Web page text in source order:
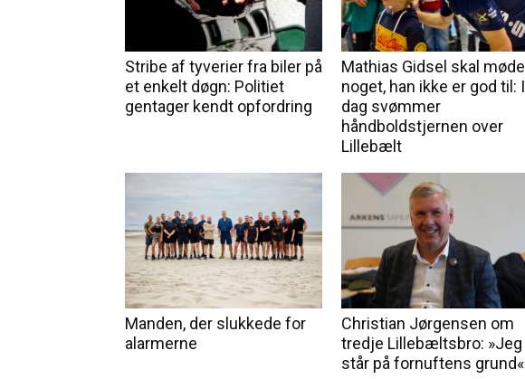
Stribe af tyverier fra biler på
et enkelt døgn: Politiet
gentager kendt opfordring
Mathias Gidsel skal møde
noget, han ikke er god til: I
dag svømmer
håndboldstjernen over
Lillebælt
Manden, der slukkede for
alarmerne
Christian Jørgensen om
tredje Lillebæltsbro: »Jeg
står på fornuftens grund«